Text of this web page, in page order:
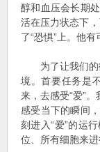
醇和血压会长期
活在压力状态下
了“恐惧”上。他
为了让我们的微
境。首要任务是
来，去感受“爱”
感受当下的瞬间
刻进入“爱”的运
位、所有细胞来